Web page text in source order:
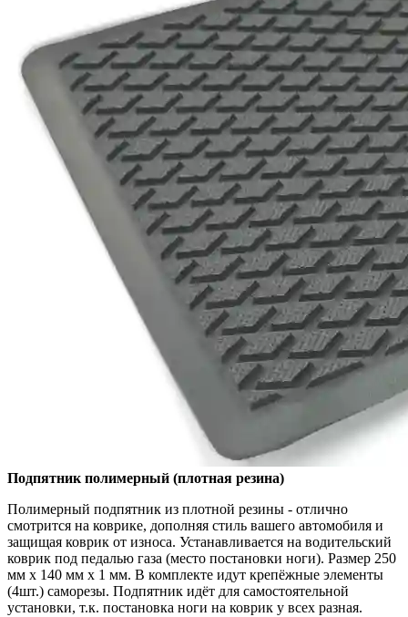
Подпятник полимерный (плотная резина)
Полимерный подпятник из плотной резины - отлично
смотрится на коврике, дополняя стиль вашего автомобиля и
защищая коврик от износа. Устанавливается на водительский
коврик под педалью газа (место постановки ноги). Размер 250
мм x 140 мм x 1 мм. В комплекте идут крепёжные элементы
(4шт.) саморезы. Подпятник идёт для самостоятельной
установки, т.к. постановка ноги на коврик у всех разная.